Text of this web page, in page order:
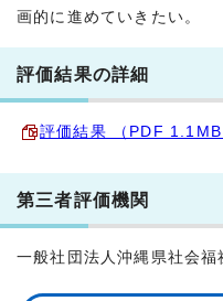
画的に進めていきたい。
評価結果の詳細
評価結果 （PDF 1.1MB
第三者評価機関
一般社団法人沖縄県社会福